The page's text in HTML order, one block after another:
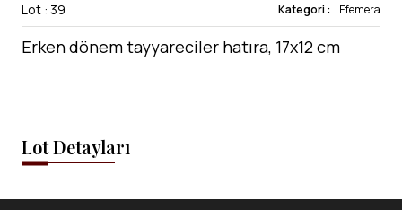
Lot : 39 Kategori : Efemera
Erken dönem tayyareciler hatıra, 17x12 cm
Lot Detayları